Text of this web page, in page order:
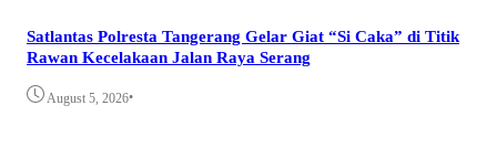
Satlantas Polresta Tangerang Gelar Giat “Si Caka” di Titik
Rawan Kecelakaan Jalan Raya Serang
August 5, 2026•